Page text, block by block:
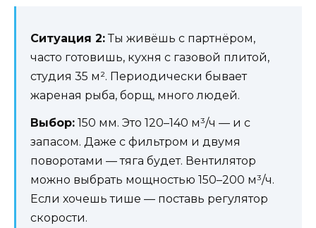
Ситуация 2:Ты живёшь с партнёром,
часто готовишь, кухня с газовой плитой,
студия 35 м². Периодически бывает
жареная рыба, борщ, много людей.
Выбор: 150 мм. Это 120–140 м³/ч — и с
запасом. Даже с фильтром и двумя
поворотами — тяга будет. Вентилятор
можно выбрать мощностью 150–200 м³/ч.
Если хочешь тише — поставь регулятор
скорости.